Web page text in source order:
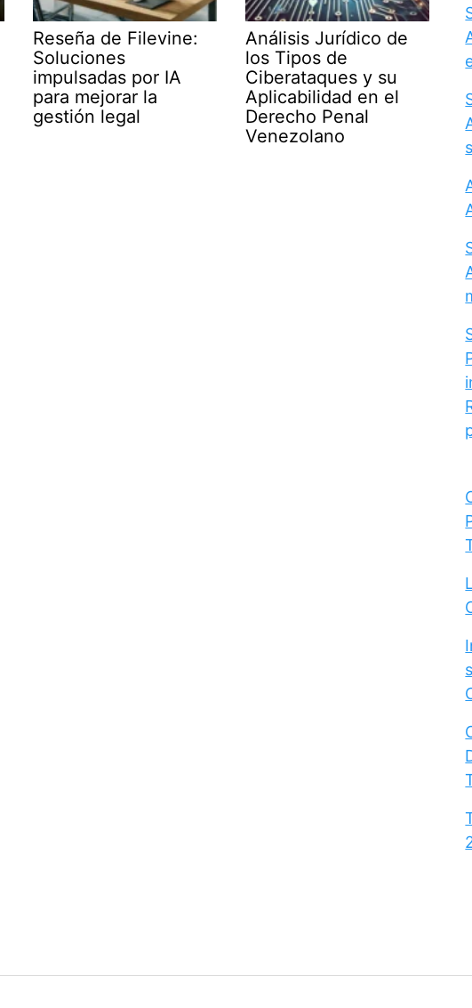
Reseña de Filevine:
Soluciones
impulsadas por IA
para mejorar la
gestión legal
Análisis Jurídico de
los Tipos de
Ciberataques y su
Aplicabilidad en el
Derecho Penal
Venezolano